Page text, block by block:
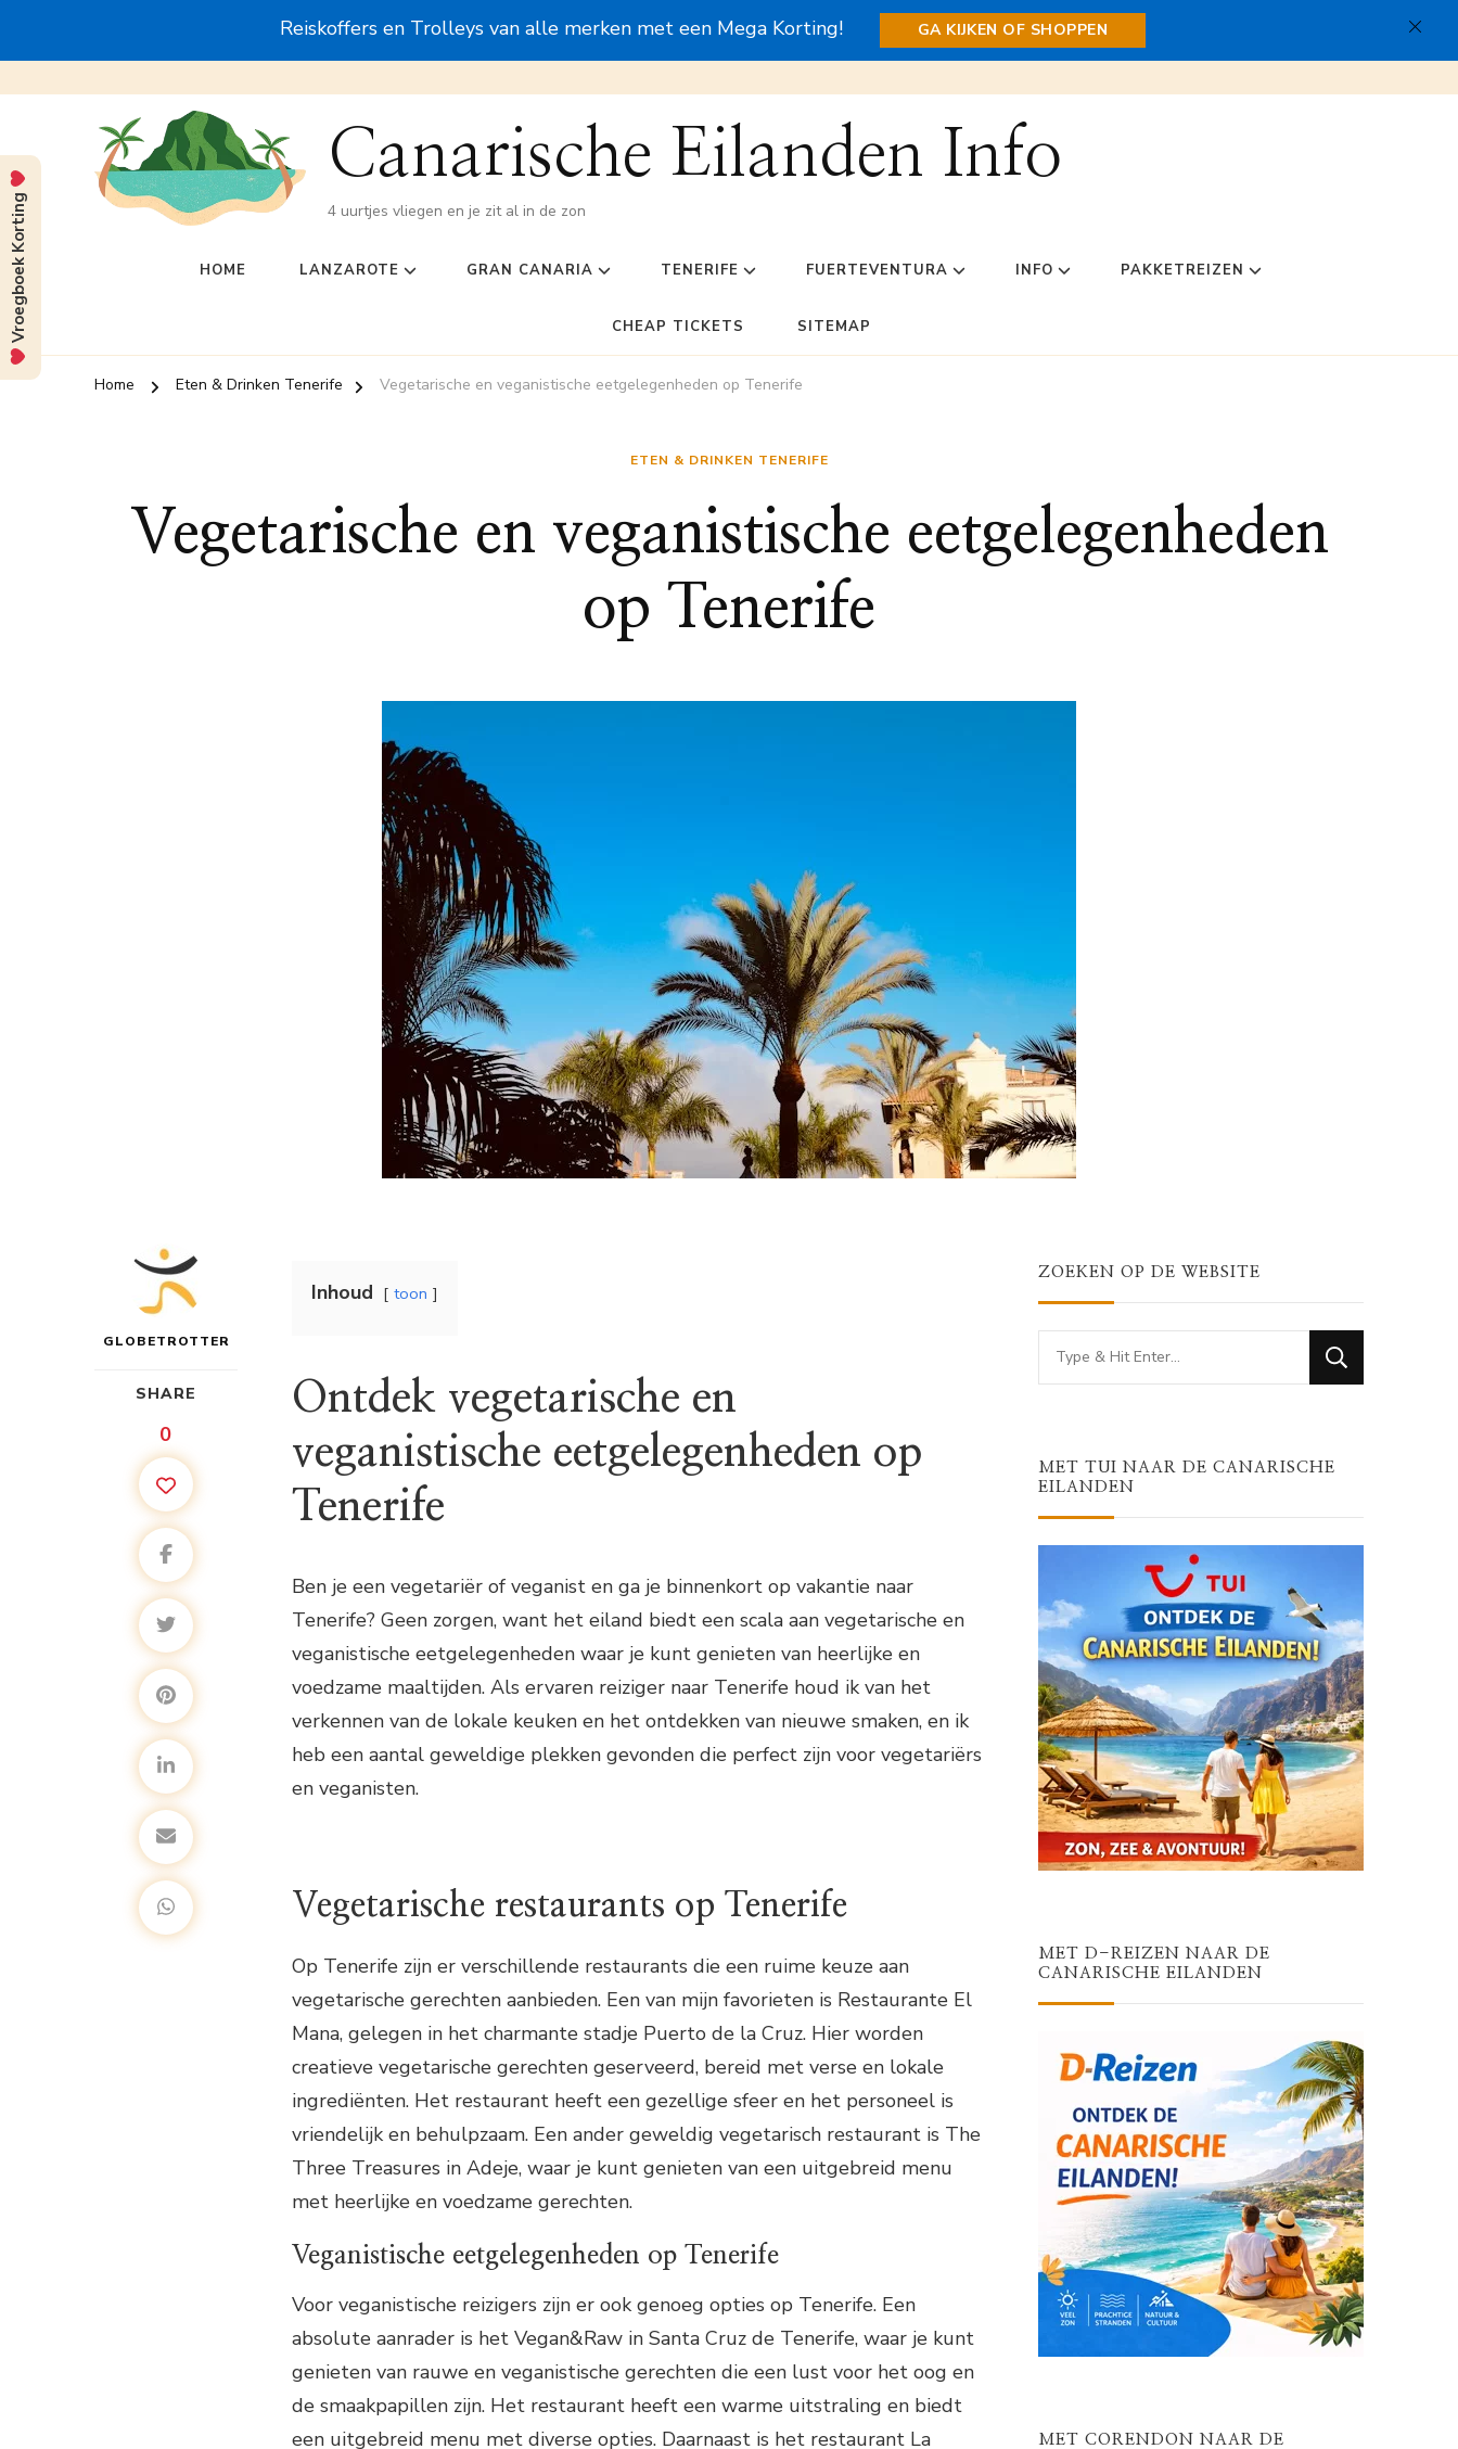
Reiskoffers en Trolleys van alle merken met een Mega Korting! GA KIJKEN OF SHOPPEN
Canarische Eilanden Info
4 uurtjes vliegen en je zit al in de zon
HOME LANZAROTE GRAN CANARIA TENERIFE FUERTEVENTURA INFO PAKKETREIZEN
CHEAP TICKETS SITEMAP
Home Eten & Drinken Tenerife Vegetarische en veganistische eetgelegenheden op Tenerife
ETEN & DRINKEN TENERIFE
Vegetarische en veganistische eetgelegenheden
op Tenerife
GLOBETROTTER
SHARE
0
Inhoud toon
Ontdek vegetarische en
veganistische eetgelegenheden op
Tenerife
Ben je een vegetariër of veganist en ga je binnenkort op vakantie naar
Tenerife? Geen zorgen, want het eiland biedt een scala aan vegetarische en
veganistische eetgelegenheden waar je kunt genieten van heerlijke en
voedzame maaltijden. Als ervaren reiziger naar Tenerife houd ik van het
verkennen van de lokale keuken en het ontdekken van nieuwe smaken, en ik
heb een aantal geweldige plekken gevonden die perfect zijn voor vegetariërs
en veganisten.
Vegetarische restaurants op Tenerife
Op Tenerife zijn er verschillende restaurants die een ruime keuze aan
vegetarische gerechten aanbieden. Een van mijn favorieten is Restaurante El
Mana, gelegen in het charmante stadje Puerto de la Cruz. Hier worden
creatieve vegetarische gerechten geserveerd, bereid met verse en lokale
ingrediënten. Het restaurant heeft een gezellige sfeer en het personeel is
vriendelijk en behulpzaam. Een ander geweldig vegetarisch restaurant is The
Three Treasures in Adeje, waar je kunt genieten van een uitgebreid menu
met heerlijke en voedzame gerechten.
Veganistische eetgelegenheden op Tenerife
Voor veganistische reizigers zijn er ook genoeg opties op Tenerife. Een
absolute aanrader is het Vegan&Raw in Santa Cruz de Tenerife, waar je kunt
genieten van rauwe en veganistische gerechten die een lust voor het oog en
de smaakpapillen zijn. Het restaurant heeft een warme uitstraling en biedt
een uitgebreid menu met diverse opties. Daarnaast is het restaurant La
ZOEKEN OP DE WEBSITE
Looking
for
MET TUI NAAR DE CANARISCHE
EILANDEN
MET D-REIZEN NAAR DE
CANARISCHE EILANDEN
MET CORENDON NAAR DE
Vroegboek Korting